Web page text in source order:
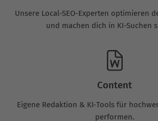
Unsere Local-SEO-Experten optimieren
und machen dich in KI-Suchen
Content
Eigene Redaktion & KI‑Tools für
performen.